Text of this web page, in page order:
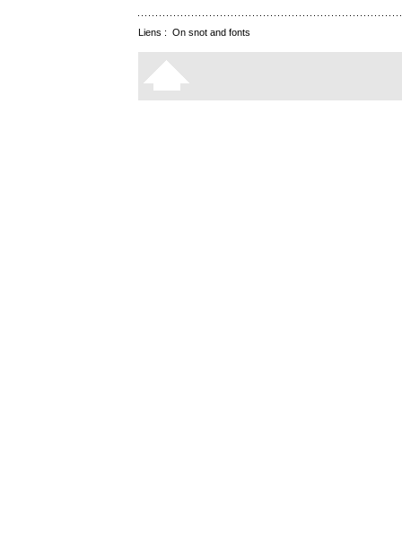
Liens : On snot and fonts